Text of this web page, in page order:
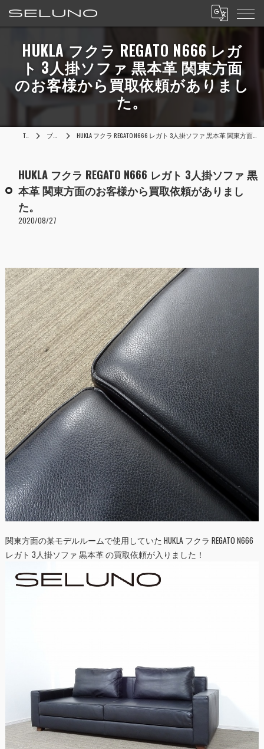
HUKLA フクラ REGATO N666 レガ
ト 3人掛ソファ 黒本革 関東方面
のお客様から買取依頼がありまし
た。
TOP ブログ HUKLA フクラ REGATO N666 レガト 3人掛ソファ 黒本革 関東方面のお客様から買取依頼がありました。
HUKLA フクラ REGATO N666 レガト 3人掛ソファ 黒
本革 関東方面のお客様から買取依頼がありまし
た。
2020/08/27
関東方面の某モデルルームで使用していた HUKLA フクラ REGATO N666
レガト 3人掛ソファ 黒本革 の買取依頼が入りました！